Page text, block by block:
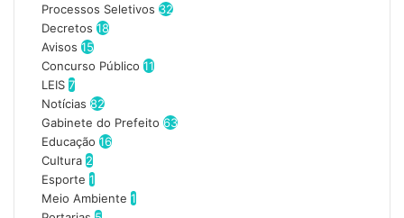
u
e
n
d
e
r
e
ç
o
d
e
Processos Seletivos 32
Decretos 18
Avisos 15
Concurso Público 11
LEIS 7
Notícias 82
Gabinete do Prefeito 63
Educação 16
Cultura 2
Esporte 1
Meio Ambiente 1